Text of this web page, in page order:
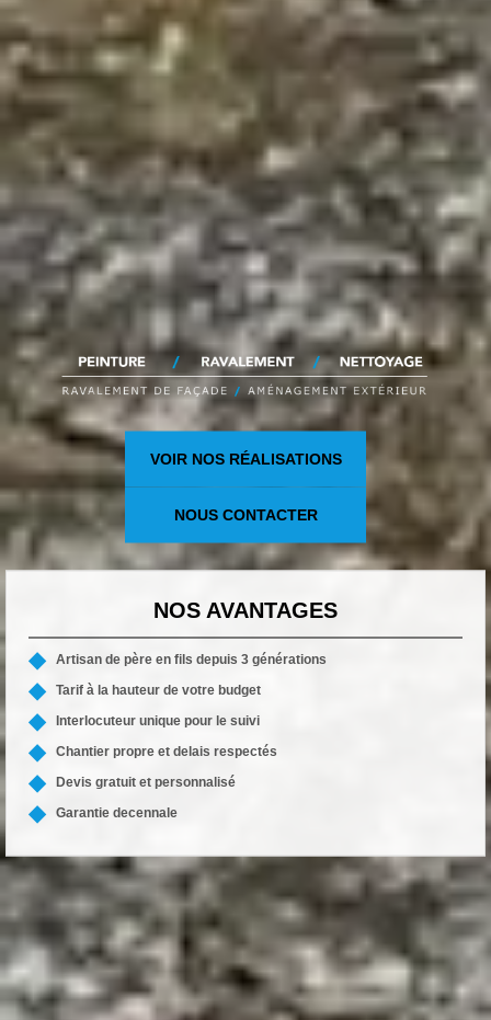
VOIR NOS RÉALISATIONS
NOUS CONTACTER
NOS AVANTAGES
Artisan de père en fils depuis 3 générations
Tarif à la hauteur de votre budget
Interlocuteur unique pour le suivi
Chantier propre et delais respectés
Devis gratuit et personnalisé
Garantie decennale